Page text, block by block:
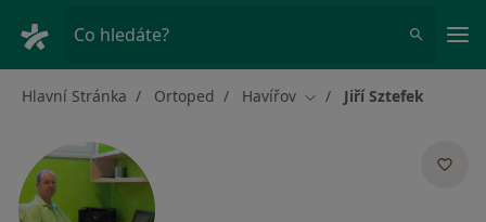
Co hledáte?
Hlavní Stránka Ortoped Havířov Změna města
Jiří Sztefek